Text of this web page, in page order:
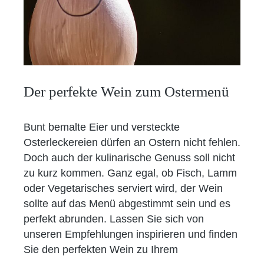
Der perfekte Wein zum Ostermenü
Bunt bemalte Eier und versteckte
Osterleckereien dürfen an Ostern nicht fehlen.
Doch auch der kulinarische Genuss soll nicht
zu kurz kommen. Ganz egal, ob Fisch, Lamm
oder Vegetarisches serviert wird, der Wein
sollte auf das Menü abgestimmt sein und es
perfekt abrunden. Lassen Sie sich von
unseren Empfehlungen inspirieren und finden
Sie den perfekten Wein zu Ihrem